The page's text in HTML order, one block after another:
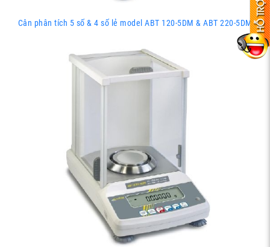
Cân phân tích 5 số & 4 số lẻ model ABT 120-5DM & ABT 220-5DM